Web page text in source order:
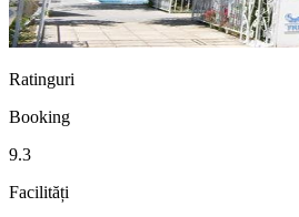
Ratinguri
Booking
9.3
Facilități